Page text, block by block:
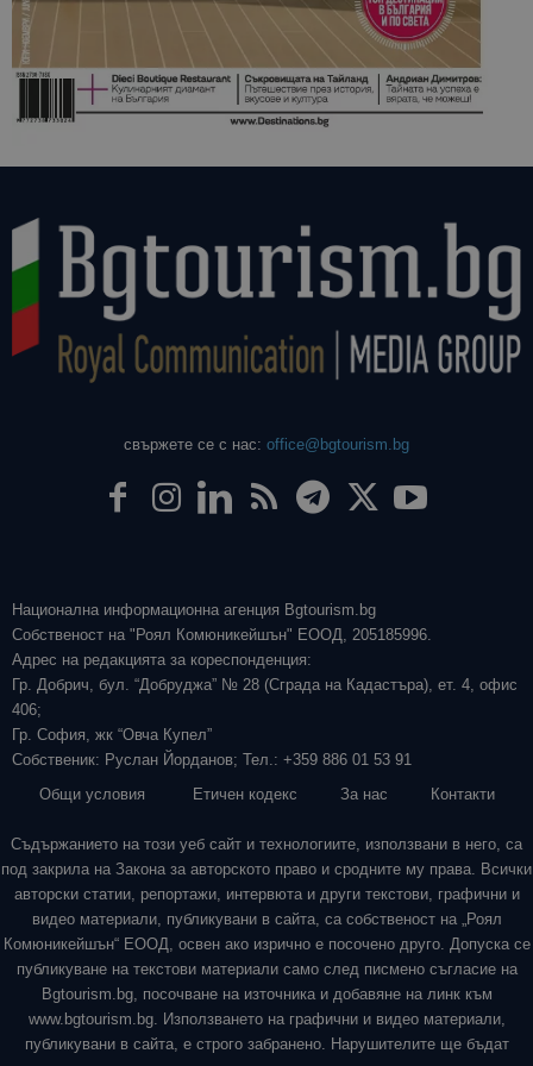
свържете се с нас: office@bgtourism.bg
Национална информационна агенция Bgtourism.bg
Собственост на "Роял Комюникейшън" ЕООД, 205185996.
Адрес на редакцията за кореспонденция:
Гр. Добрич, бул. “Добруджа” № 28 (Сграда на Кадастъра), ет. 4, офис
406;
Гр. София, жк “Овча Купел”
Собственик: Руслан Йорданов; Тел.: +359 886 01 53 91
Общи условия
Етичен кодекс За нас Контакти
Съдържанието на този уеб сайт и технологиите, използвани в него, са
под закрила на Закона за авторското право и сродните му права. Всички
авторски статии, репортажи, интервюта и други текстови, графични и
видео материали, публикувани в сайта, са собственост на „Роял
Комюникейшън“ ЕООД, освен ако изрично е посочено друго. Допуска се
публикуване на текстови материали само след писмено съгласие на
Bgtourism.bg, посочване на източника и добавяне на линк към
www.bgtourism.bg. Използването на графични и видео материали,
публикувани в сайта, е строго забранено. Нарушителите ще бъдат